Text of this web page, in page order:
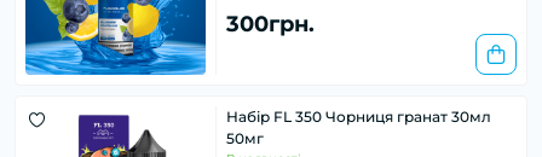
300грн.
Набір FL 350 Чорниця гранат 30мл
50мг